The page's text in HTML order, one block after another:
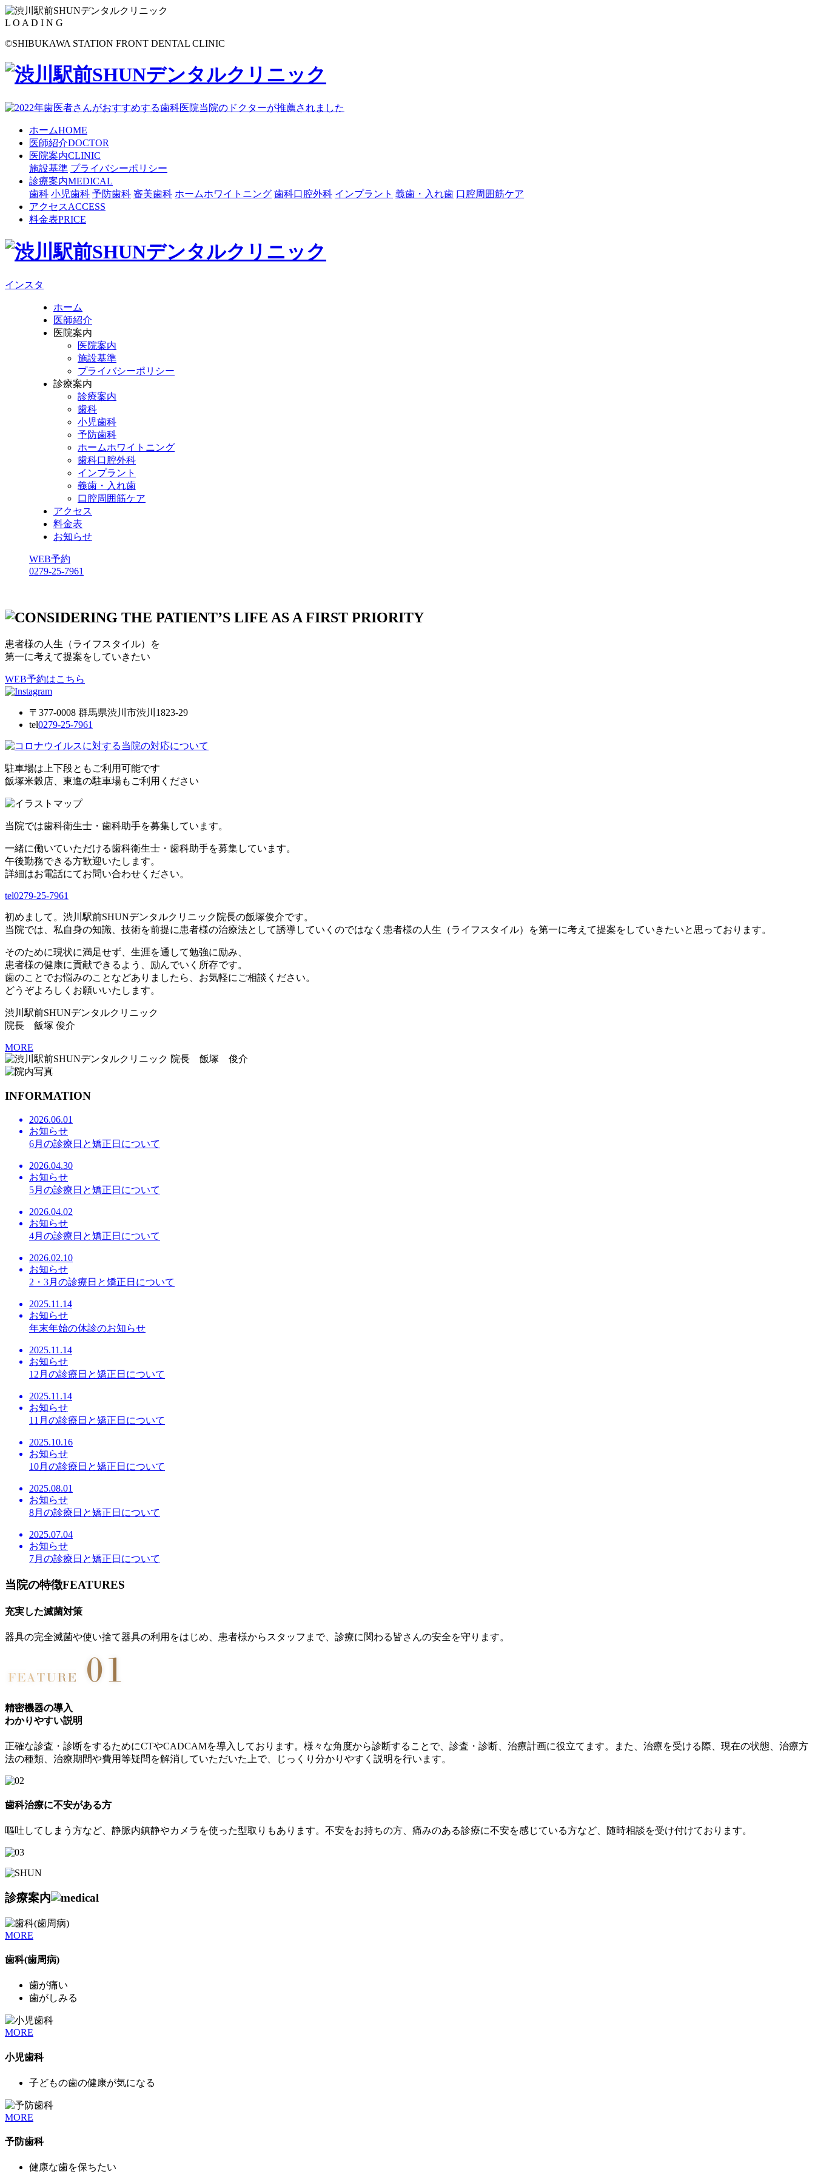
L O A D I N G
©SHIBUKAWA STATION FRONT DENTAL CLINIC
ホームHOME
医師紹介DOCTOR
医院案内CLINIC
施設基準 プライバシーポリシー
診療案内MEDICAL
歯科 小児歯科 予防歯科 審美歯科 ホームホワイトニング 歯科口腔外科 インプラント 義歯・入れ歯 口腔周囲筋ケア
アクセスACCESS
料金表PRICE
インスタ
ホーム
医師紹介
医院案内
医院案内
施設基準
プライバシーポリシー
診療案内
診療案内
歯科
小児歯科
予防歯科
ホームホワイトニング
歯科口腔外科
インプラント
義歯・入れ歯
口腔周囲筋ケア
アクセス
料金表
お知らせ
WEB予約
0279-25-7961
患者様の人生（ライフスタイル）を
第一に考えて提案をしていきたい
WEB予約はこちら
〒377-0008 群馬県渋川市渋川1823-29
tel0279-25-7961
駐車場は上下段ともご利用可能です
飯塚米穀店、東進の駐車場もご利用ください
当院では歯科衛生士・歯科助手を募集しています。
一緒に働いていただける歯科衛生士・歯科助手を募集しています。
午後勤務できる方歓迎いたします。
詳細はお電話にてお問い合わせください。
tel0279-25-7961
初めまして。渋川駅前SHUNデンタルクリニック院長の飯塚俊介です。
当院では、私自身の知識、技術を前提に患者様の治療法として誘導していくのではなく患者様の人生（ライフスタイル）を第一に考えて提案をしていきたいと思っております。
そのために現状に満足せず、生涯を通して勉強に励み、
患者様の健康に貢献できるよう、励んでいく所存です。
歯のことでお悩みのことなどありましたら、お気軽にご相談ください。
どうぞよろしくお願いいたします。
渋川駅前SHUNデンタルクリニック
院長 飯塚 俊介
MORE
INFORMATION
2026.06.01
お知らせ
6月の診療日と矯正日について
2026.04.30
お知らせ
5月の診療日と矯正日について
2026.04.02
お知らせ
4月の診療日と矯正日について
2026.02.10
お知らせ
2・3月の診療日と矯正日について
2025.11.14
お知らせ
年末年始の休診のお知らせ
2025.11.14
お知らせ
12月の診療日と矯正日について
2025.11.14
お知らせ
11月の診療日と矯正日について
2025.10.16
お知らせ
10月の診療日と矯正日について
2025.08.01
お知らせ
8月の診療日と矯正日について
2025.07.04
お知らせ
7月の診療日と矯正日について
当院の特徴FEATURES
充実した滅菌対策
器具の完全滅菌や使い捨て器具の利用をはじめ、患者様からスタッフまで、診療に関わる皆さんの安全を守ります。
精密機器の導入
わかりやすい説明
正確な診査・診断をするためにCTやCADCAMを導入しております。様々な角度から診断することで、診査・診断、治療計画に役立てます。また、治療を受ける際、現在の状態、治療方
法の種類、治療期間や費用等疑問を解消していただいた上で、じっくり分かりやすく説明を行います。
歯科治療に不安がある方
嘔吐してしまう方など、静脈内鎮静やカメラを使った型取りもあります。不安をお持ちの方、痛みのある診療に不安を感じている方など、随時相談を受け付けております。
診療案内
MORE
歯科(歯周病)
歯が痛い
歯がしみる
MORE
小児歯科
子どもの歯の健康が気になる
MORE
予防歯科
健康な歯を保ちたい